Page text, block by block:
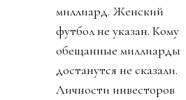
миллиард. Женский
футбол не указан. Кому
обещанные миллиарды
достанутся не сказали.
Личности инвесторов